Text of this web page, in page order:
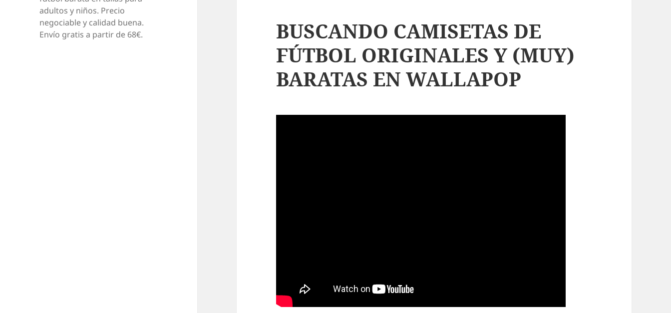
adultos y niños. Precio
negociable y calidad buena.
Envío gratis a partir de 68€.
BUSCANDO CAMISETAS DE
FÚTBOL ORIGINALES Y (MUY)
BARATAS EN WALLAPOP